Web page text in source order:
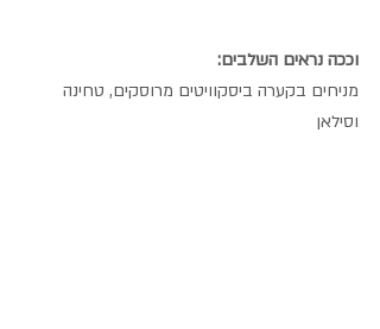
וככה נראים השלבים:
מניחים בקערה ביסקוויטים מרוסקים, טחינה
וסילאן